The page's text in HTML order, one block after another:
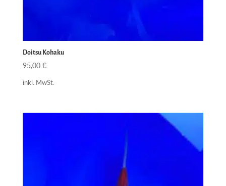
Doitsu Kohaku
95,00 €
inkl. MwSt.